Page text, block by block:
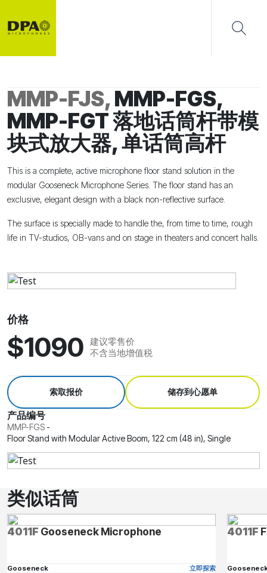
MMP-FJS,MMP-FGS,
MMP-FGT 落地话筒杆带模
块式放大器, 单话筒高杆
This is a complete, active microphone floor stand solution in the
modular Gooseneck Microphone Series. The floor stand has an
exclusive, elegant design with a black non-reflective surface.
The surface is specially made to handle the, from time to time, rough
life in TV-studios, OB-vans and on stage in theaters and concert halls.
价格
$1090 建议零售价
不含当地增值税
索取报价 储存到心愿单
产品编号
MMP-FGS -
Floor Stand with Modular Active Boom, 122 cm (48 in), Single
类似话筒
4011F Gooseneck Microphone
Gooseneck 立即探索
4011F